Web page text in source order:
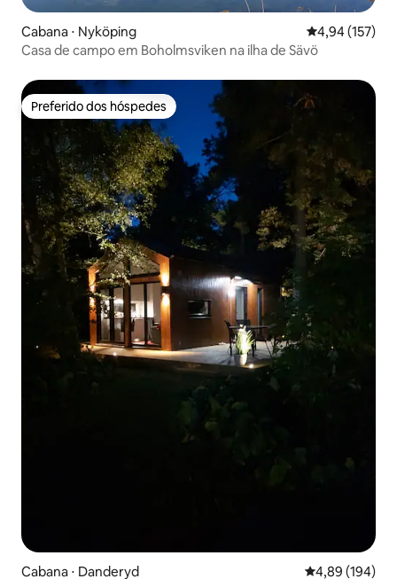
Cabana ⋅ Nyköping 4,94 de uma
4,94 (157)
Casa de campo em Boholmsviken na ilha de Sävö
Preferido dos hóspedes
Preferido dos hóspedes
Cabana ⋅ Danderyd 4,89 de uma
4,89 (194)